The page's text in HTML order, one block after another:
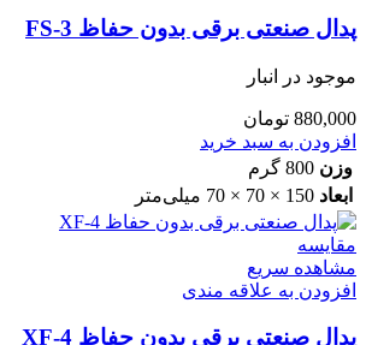
پدال صنعتی برقی بدون حفاظ FS-3
موجود در انبار
880,000 تومان
افزودن به سبد خرید
وزن 800 گرم
ابعاد 150 × 70 × 70 میلی‌متر
مقایسه
مشاهده سریع
افزودن به علاقه مندی
پدال صنعتی برقی بدون حفاظ XF-4